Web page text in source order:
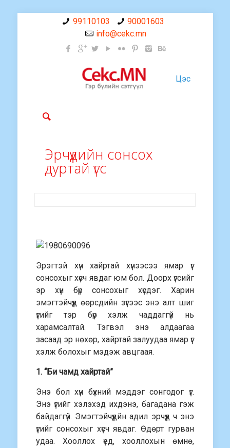
99110103
90001603
info@cekc.mn
Цэс
Эрчүүдийн сонсох
дуртай үгс
Эрэгтэй хүн хайртай хүнээсээ ямар үг
сонсохыг хүсч явдаг юм бол. Доорх үгсийг
эр хүн бүр сонсохыг хүсдэг. Харин
эмэгтэйчүүд өөрсдийн зүгээс энэ алт шиг
үгийг тэр бүр хэлж чаддаггүй нь
харамсалтай. Тэгвэл энэ алдаагаа
засаад эр нөхөр, хайртай залуудаа ямар үг
хэлж болохыг мэдэж авцгаая.
1. “Би чамд хайртай”
Энэ бол хүн бүхний мэддэг сонгодог үг.
Энэ үгийг хэлэхэд ихдэнэ, багадана гэж
байдаггүй. Эмэгтэйчүүдйн адил эрчүүд ч энэ
үгийг сонсохыг хүсч явдаг. Өдөрт гурван
удаа. Хооллох үед, хооллохын өмнө,